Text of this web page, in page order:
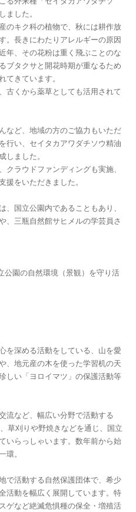
ました。
のキク科の植物で、秋には耕作放
。長きにわたりアレルギーの原因
年、その花粉は重く飛ぶことのな
ブタクサと開花時期が重なるため
てきています。
古くから薬草としても活用されて
など、地域の方のご協力もいただ
行い、セイタカアワダチソウ精油
しました。
クラウドファンディングも実施、
援をいただきました。
、国立公園内であることもあり、
、三瓶自然館サヒメルの学芸員さ
公園の自然環境（景観）を守り活
を深める活動をしている、山を愛
、地元産の木を使った学習机の天
しい「ヨロイマツ」の保護活動等
流など、幅広い分野で活動する
草刈りや野焼きなどを通じ、国立
いらっしゃいます。数年前から始
環。
で活動する自然保護団体で、希少
活動を幅広く展開しています。特
ゲなど絶滅危惧種の保全・増殖活